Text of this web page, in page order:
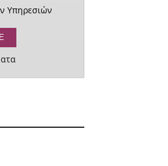
Υπηρεσιών